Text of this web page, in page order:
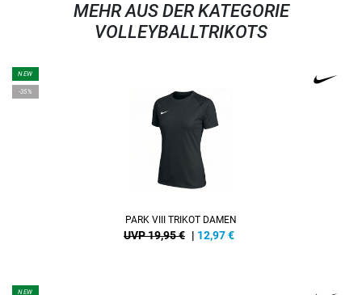
MEHR AUS DER KATEGORIE
VOLLEYBALLTRIKOTS
NEW
-35%
PARK VIII TRIKOT DAMEN
UVP 19,95 € | 12,97€
NEW